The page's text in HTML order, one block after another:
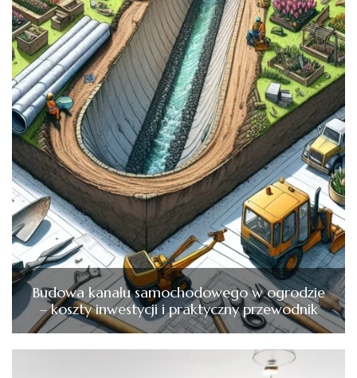
Budowa kanału samochodowego w ogrodzie
– koszty inwestycji i praktyczny przewodnik